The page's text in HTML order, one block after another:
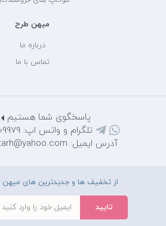
میهن طرح
درباره ما
تماس با ما
پاسخگوی شما هستیم
تلگرام و واتس اپ: 09128509979
آدرس ایمیل: mihantarh@yahoo.com
از تخفیف ها و جدیدترین های میهن